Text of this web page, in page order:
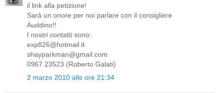
il link alla petizione!
Sarà un onore per noi parlare con il consigliere
Auddino!!
I nostri contatti sono:
exp826@hotmail.it
shayparkman@gmail.com
0967 23523 (Roberto Galati)
2 marzo 2010 alle ore 21:34